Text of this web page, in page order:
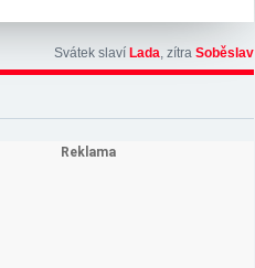
Svátek slaví Lada, zítra Soběslav